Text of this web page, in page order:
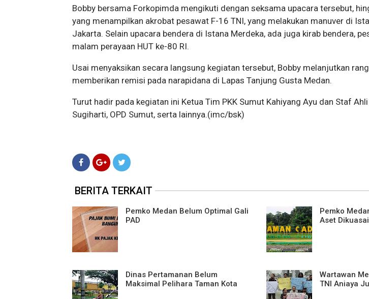
Bobby bersama Forkopimda mengikuti dengan seksama upacara tersebut,
yang menampilkan akrobat pesawat F-16 TNI, yang melakukan manuver di
Jakarta. Selain upacara bendera di Istana Merdeka, ada juga kirab bendera,
malam perayaan HUT ke-80 RI.
Usai menyaksikan secara langsung kegiatan tersebut, Bobby melanjutkan
memberikan remisi pada narapidana di Lapas Tanjung Gusta Medan.
Turut hadir pada kegiatan ini Ketua Tim PKK Sumut Kahiyang Ayu dan Staf
Sugiharti, OPD Sumut, serta lainnya.(imc/bsk)
BERITA TERKAIT
Pemko Medan Belum Optimal Gali
PAD
Pemko
Aset
Dinas Pertamanan Belum
Maksimal Pelihara Taman Kota
Wartawan
TNI Aniaya